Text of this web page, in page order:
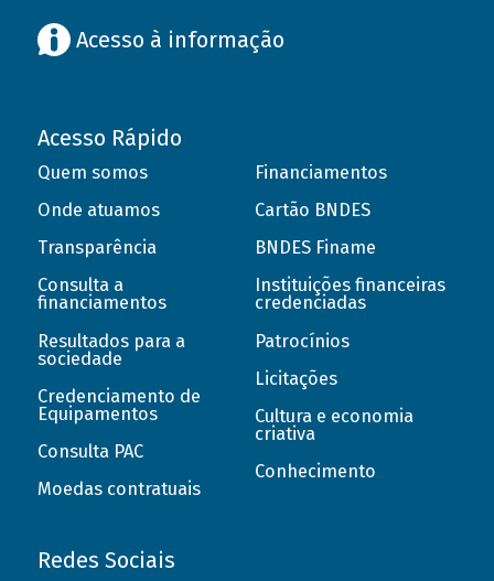
Acesso à informação
Acesso Rápido
Quem somos
Onde atuamos
Transparência
Consulta a
financiamentos
Resultados para a
sociedade
Credenciamento de
Equipamentos
Consulta PAC
Moedas contratuais
Financiamentos
Cartão BNDES
BNDES Finame
Instituições financeiras
credenciadas
Patrocínios
Licitações
Cultura e economia
criativa
Conhecimento
Redes Sociais